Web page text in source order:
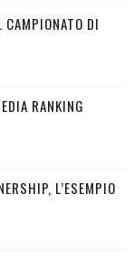
DI
RANKING
L’ESEMPIO